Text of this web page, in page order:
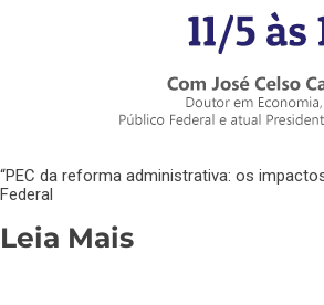
“PEC da reforma administrativa: os
Federal
Leia Mais